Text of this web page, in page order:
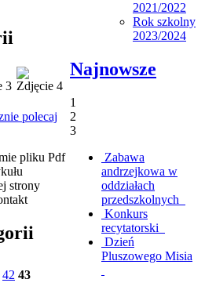
polecaj
pliku Pdf
strony
42 43
2021/2022
Rok szkolny
2023/2024
Najnowsze
1
2
3
Zabawa
andrzejkowa w
oddziałach
przedszkolnych
Konkurs
recytatorski
Dzień
Pluszowego Misia